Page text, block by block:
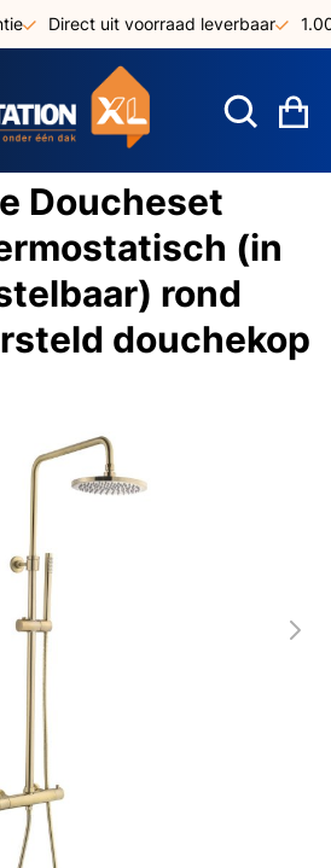
Direct uit voorraad leverbaar
Doucheset
(in
rond
douchekop